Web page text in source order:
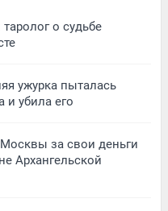
о судьбе
ужурка пыталась
и убила его
за свои деньги
Архангельской